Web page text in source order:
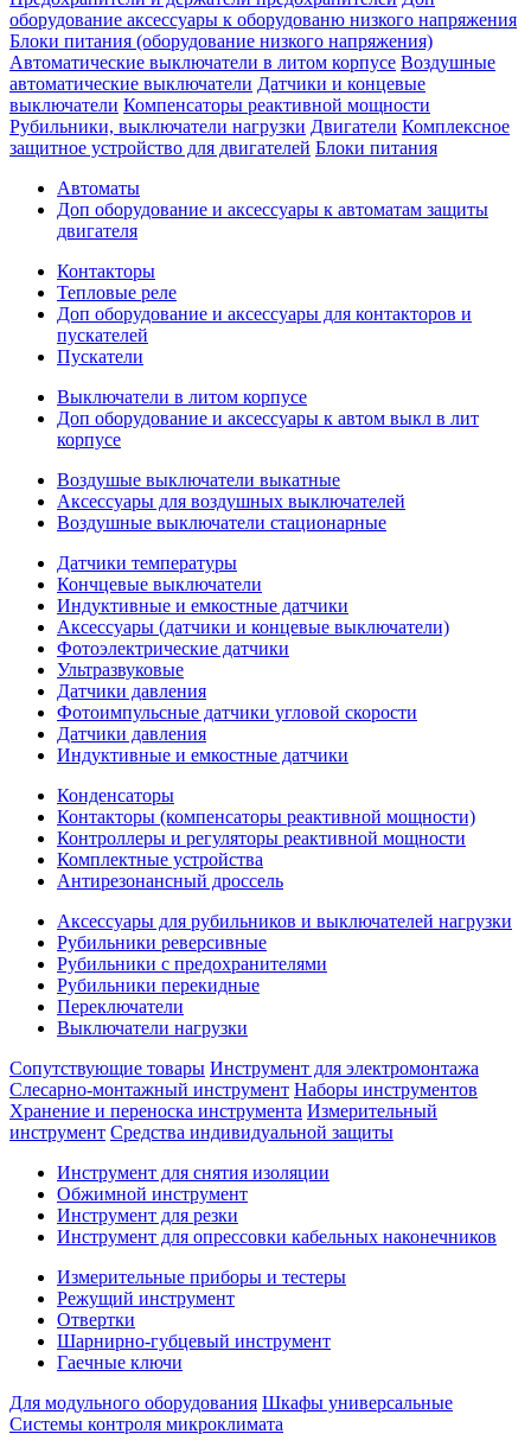
оборудование аксессуары к оборудованю низкого напряжения
Блоки питания (оборудование низкого напряжения)
Автоматические выключатели в литом корпусе Воздушные
автоматические выключатели Датчики и концевые
выключатели Компенсаторы реактивной мощности
Рубильники, выключатели нагрузки Двигатели Комплексное
защитное устройство для двигателей Блоки питания
Автоматы
Доп оборудование и аксессуары к автоматам защиты
двигателя
Контакторы
Тепловые реле
Доп оборудование и аксессуары для контакторов и
пускателей
Пускатели
Выключатели в литом корпусе
Доп оборудование и аксессуары к автом выкл в лит
корпусе
Воздушые выключатели выкатные
Аксессуары для воздушных выключателей
Воздушные выключатели стационарные
Датчики температуры
Кончцевые выключатели
Индуктивные и емкостные датчики
Аксессуары (датчики и концевые выключатели)
Фотоэлектрические датчики
Ультразвуковые
Датчики давления
Фотоимпульсные датчики угловой скорости
Датчики давления
Индуктивные и емкостные датчики
Конденсаторы
Контакторы (компенсаторы реактивной мощности)
Контроллеры и регуляторы реактивной мощности
Комплектные устройства
Антирезонансный дроссель
Аксессуары для рубильников и выключателей нагрузки
Рубильники реверсивные
Рубильники с предохранителями
Рубильники перекидные
Переключатели
Выключатели нагрузки
Сопутствующие товары Инструмент для электромонтажа
Слесарно-монтажный инструмент Наборы инструментов
Хранение и переноска инструмента Измерительный
инструмент Средства индивидуальной защиты
Инструмент для снятия изоляции
Обжимной инструмент
Инструмент для резки
Инструмент для опрессовки кабельных наконечников
Измерительные приборы и тестеры
Режущий инструмент
Отвертки
Шарнирно-губцевый инструмент
Гаечные ключи
Для модульного оборудования Шкафы универсальные
Системы контроля микроклимата